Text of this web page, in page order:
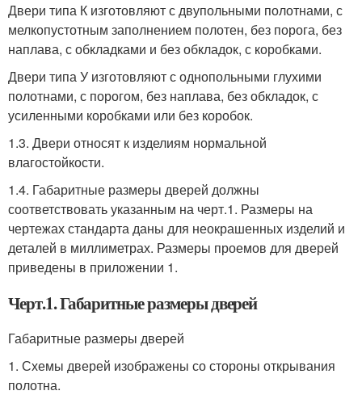
Двери типа К изготовляют с двупольными полотнами, с
мелкопустотным заполнением полотен, без порога, без
наплава, с обкладками и без обкладок, с коробками.
Двери типа У изготовляют с однопольными глухими
полотнами, с порогом, без наплава, без обкладок, с
усиленными коробками или без коробок.
1.3. Двери относят к изделиям нормальной
влагостойкости.
1.4. Габаритные размеры дверей должны
соответствовать указанным на черт.1. Размеры на
чертежах стандарта даны для неокрашенных изделий и
деталей в миллиметрах. Размеры проемов для дверей
приведены в приложении 1.
Черт.1. Габаритные размеры дверей
Габаритные размеры дверей
1. Схемы дверей изображены со стороны открывания
полотна.